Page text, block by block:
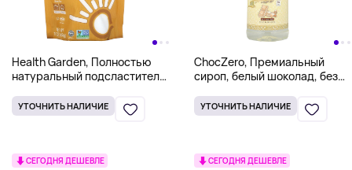
Health Garden, Полностью
натуральный подсластитель
г (1 фунт)
УТОЧНИТЬ НАЛИЧИЕ
ChocZero, Премиальный
сироп, белый шоколад, без
УТОЧНИТЬ НАЛИЧИЕ
СЕГОДНЯ ДЕШЕВЛЕ СЕГОДНЯ ДЕШЕВЛЕ